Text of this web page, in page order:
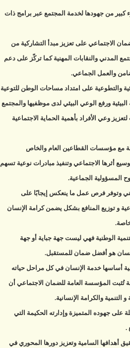
من جهودها لخدمة المجتمع عبر برامج ذات
الاجتماعي على تعزيز مبدأ التشاركية من
المدني والنقابات المهنية كما تركّز على دعم
والعمل الجماعي.
والتطوعية على امتداد مساحات الوطن للتوعية
ورفع الوعي البيئي لدى موظفيها والمجتمع
وعي الأفراد بأهمية الحماية الاجتماعية
مع مؤسسات القطاعين العام والخاص
أثرها الاجتماعي وتنفيذ مبادرات نوعية تسهم
المسؤولية الجماعية.
وتوفر فرص عمل ما ينعكس إيجابًا على
و توزيع المنافع بشكل يضمن كرامة الإنسان
الوطنية فهي ليست جهة جباية أو جهة
هو أفضل ضمان للمستقبل.
أساسها خدمة الإنسان في كل مراحل حياته
تُثبت المؤسسة العامة للضمان الاجتماعي أن
والكرامة الإنسانية.
على جهوده المتميزة وإدارته الحكيمة التي
.
أهدافها السامية وتعزيز دورها المحوري في